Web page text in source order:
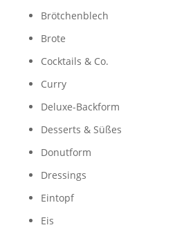
Brötchenblech
Brote
Cocktails & Co.
Curry
Deluxe-Backform
Desserts & Süßes
Donutform
Dressings
Eintopf
Eis